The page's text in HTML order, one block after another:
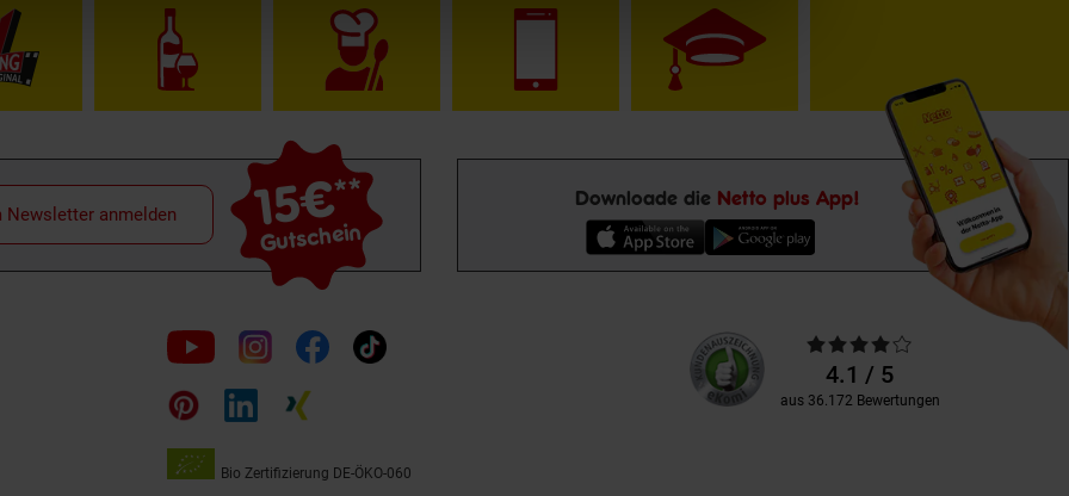
15€**
Gutschein
Newsletter anmelden
Downloade die Netto plus App!
Folge
uns
auf
Bio Zertifizierung DE-ÖKO-060
Unsere
Kundenbewertungen
Durchschnittliche
Bewertungen4.1 / 5
aus 36.172 Bewertungen